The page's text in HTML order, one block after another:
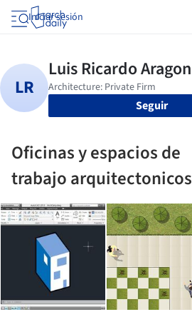
Iniciar sesión
Seguir
Oficinas y espacios de
trabajo arquitectonicos